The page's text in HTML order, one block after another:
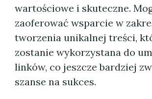
wartościowe i skuteczne.
zaoferować wsparcie w
tworzenia unikalnej treści,
zostanie wykorzystana do
linków, co jeszcze bardziej
szanse na sukces.